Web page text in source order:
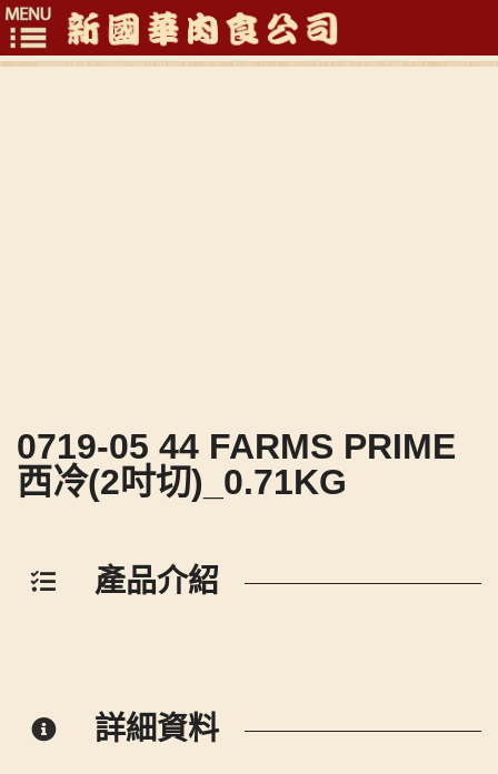
Toggle
0719-05 44 FARMS PRIME
西冷(2吋切)_0.71KG
產品介紹
詳細資料